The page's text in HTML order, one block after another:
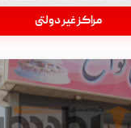
مراکز غیر دولتی